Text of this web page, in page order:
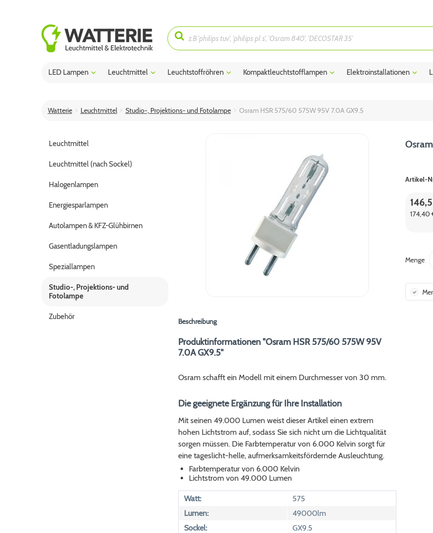
LED Lampen Leuchtmittel Leuchtstoffröhren Kompaktleuchtstofflampen Elektroinstallationen
Watterie Leuchtmittel Studio-, Projektions- und Fotolampe Osram HSR 575/60 575W 95V 7.0A GX9.5
Leuchtmittel
Leuchtmittel (nach Sockel)
Halogenlampen
Energiesparlampen
Autolampen & KFZ-Glühbirnen
Gasentladungslampen
Speziallampen
Studio-, Projektions- und
Fotolampe
Zubehör
Artikel-
174,40
Menge
Beschreibung
Produktinformationen "Osram HSR 575/60 575W 95V
7.0A GX9.5"
Osram schafft ein Modell mit einem Durchmesser von 30 mm.
Die geeignete Ergänzung für Ihre Installation
Mit seinen 49.000 Lumen weist dieser Artikel einen extrem
hohen Lichtstrom auf, sodass Sie sich nicht um die Lichtqualität
sorgen müssen. Die Farbtemperatur von 6.000 Kelvin sorgt für
eine tageslicht-helle, aufmerksamkeitsfördernde Ausleuchtung.
Farbtemperatur von 6.000 Kelvin
Lichtstrom von 49.000 Lumen
Watt:
575
Lumen:
49000lm
Sockel:
GX9.5